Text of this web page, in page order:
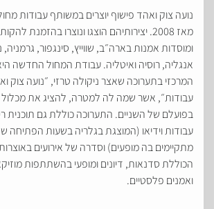
נועה צוק ואהד פישוף יוצרים במשותף עבודות
מאז 2008. יצירותיהם הוצגו ונוצרו בהזמנת להקות
ומוסדות אמנות בארה״ב, שווייץ, סינגפור, גרמניה,
אנגליה,רוסיה ואיטליה.עבודת המחול החדשה
המרכזי בתערוכה שאצר ניקולה טרזי, ״נועה צוק
עבודות״, אשר שמה לה למטרה, להציג את
בפועלם של השניים. התערוכה כוללת גם תוכנית
עבודות וידיאו (המוצגת בגלריה בשעות הפתיחה
מתקיימים בה מופעים)וסדרה של אירועים
הכוללת סדנאות, דיונים ומופעי בהשתתפות
ואמנים פלסטיים.